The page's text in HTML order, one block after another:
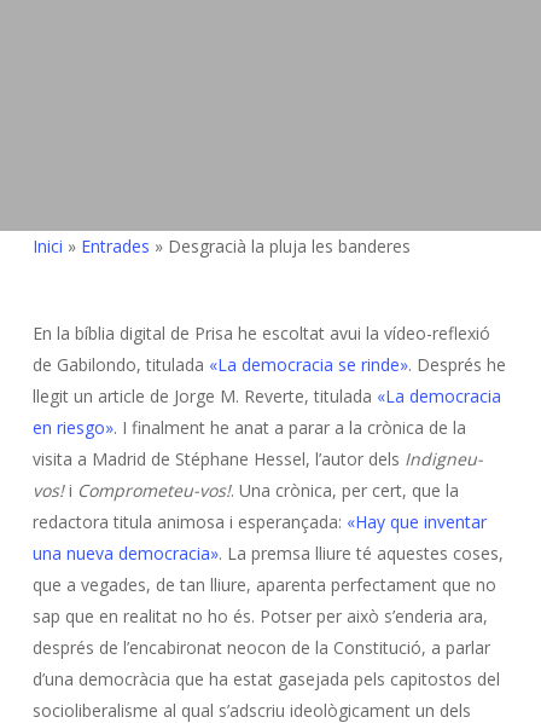
Inici » Entrades » Desgracià la pluja les banderes
En la bíblia digital de Prisa he escoltat avui la vídeo-reflexió
de Gabilondo, titulada «La democracia se rinde». Després he
llegit un article de Jorge M. Reverte, titulada «La democracia
en riesgo». I finalment he anat a parar a la crònica de la
visita a Madrid de Stéphane Hessel, l’autor dels Indigneu-
vos!i Comprometeu-vos!. Una crònica, per cert, que la
redactora titula animosa i esperançada: «Hay que inventar
una nueva democracia». La premsa lliure té aquestes coses,
que a vegades, de tan lliure, aparenta perfectament que no
sap que en realitat no ho és. Potser per això s’enderia ara,
després de l’encabironat neocon de la Constitució, a parlar
d’una democràcia que ha estat gasejada pels capitostos del
socioliberalisme al qual s’adscriu ideològicament un dels